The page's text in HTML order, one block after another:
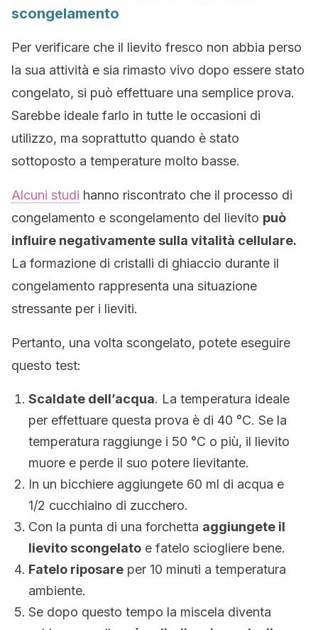
scongelamento
Per verificare che il lievito fresco non abbia perso
la sua attività e sia rimasto vivo dopo essere stato
congelato, si può effettuare una semplice prova.
Sarebbe ideale farlo in tutte le occasioni di
utilizzo, ma soprattutto quando è stato
sottoposto a temperature molto basse.
Alcuni studi hanno riscontrato che il processo di
congelamento e scongelamento del lievito può
influire negativamente sulla vitalità cellulare.
La formazione di cristalli di ghiaccio durante il
congelamento rappresenta una situazione
stressante per i lieviti.
Pertanto, una volta scongelato, potete eseguire
questo test:
Scaldate dell’acqua. La temperatura ideale
per effettuare questa prova è di 40 °C. Se la
temperatura raggiunge i 50 °C o più, il lievito
muore e perde il suo potere lievitante.
In un bicchiere aggiungete 60 ml di acqua e
1/2 cucchiaino di zucchero.
Con la punta di una forchetta aggiungete il
lievito scongelato e fatelo sciogliere bene.
Fatelo riposare per 10 minuti a temperatura
ambiente.
Se dopo questo tempo la miscela diventa